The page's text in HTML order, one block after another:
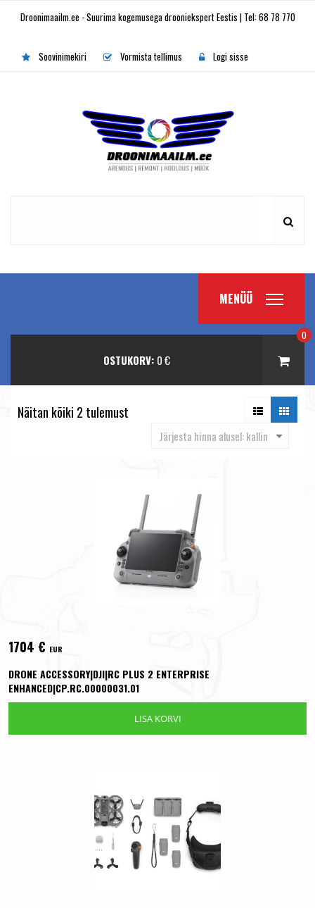
Droonimaailm.ee - Suurima kogemusega drooniekspert Eestis | Tel: 68 78 770
Soovinimekiri Vormista tellimus Logi sisse
MENÜÜ
OSTUKORV: 0€
0
Näitan kõiki 2 tulemust
1704 € EUR
DRONE ACCESSORY|DJI|RC PLUS 2 ENTERPRISE
ENHANCED|CP.RC.00000031.01
LISA KORVI